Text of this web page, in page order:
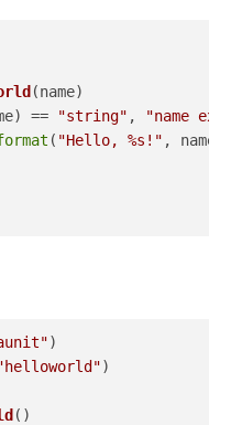
(name)
== "string" ,
"name
( "Hello, %s!" , name)
)
)
( )